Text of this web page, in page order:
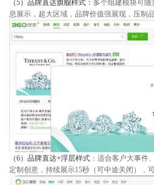
（5） 品牌直达旗舰样式： 多个组建模块可
息展示，超大区域，品牌价值强展现，压制
（6） 品牌直达+浮层样式：适合客户大事件
定制创意，持续展示15秒（可中途关闭），